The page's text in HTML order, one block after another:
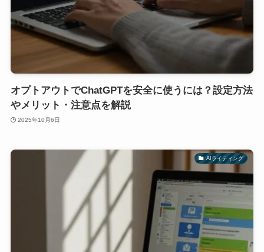
オプトアウトでChatGPTを安全に使うには？設定方法
やメリット・注意点を解説
2025年10月6日
AIライティング